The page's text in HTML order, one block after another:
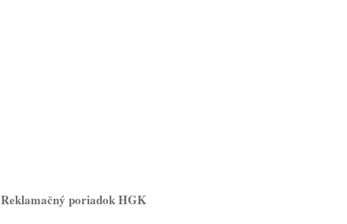
Reklamačný poriadok HGK